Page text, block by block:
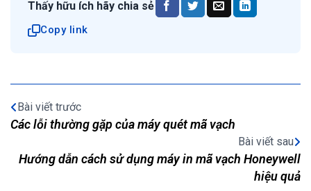
Thấy hữu ích hãy chia sẻ
Copy link
Bài viết trước
Các lỗi thường gặp của máy quét mã vạch
Bài viết sau
Hướng dẫn cách sử dụng máy in mã vạch Honeywell
hiệu quả